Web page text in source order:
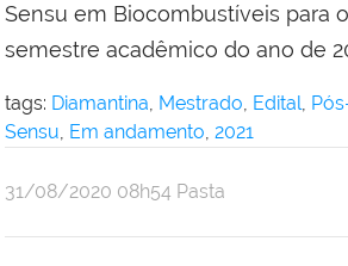
Sensu em Biocombustíveis para
semestre acadêmico do ano de
tags: Diamantina, Mestrado, Edital,
Sensu, Em andamento, 2021
publicado
31/08/2020 08h54 Pasta